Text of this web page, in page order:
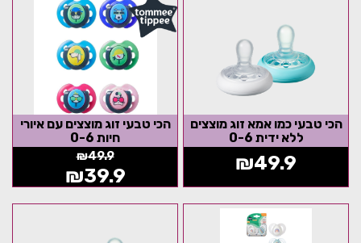
הכי טבעי כמו אמא זוג מוצצים
ללא ידית 0-6
₪49.9
הכי טבעי זוג מוצצים עם איורי
חיות 0-6
₪49.9
₪39.9